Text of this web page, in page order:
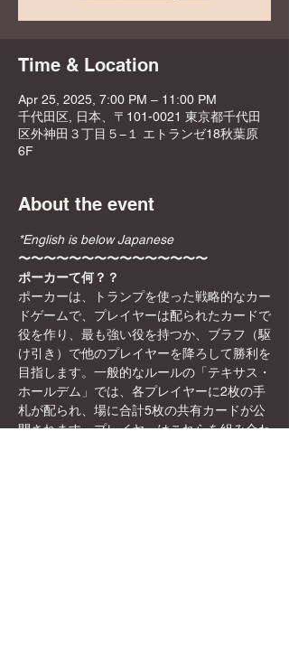
Time & Location
Apr 25, 2025, 7:00 PM – 11:00 PM
千代田区, 日本、〒101-0021 東京都千代田
区外神田３丁目５−１ エトランゼ18秋葉原
6F
About the event
*English is below Japanese
〜〜〜〜〜〜〜〜〜〜〜〜〜〜〜
ポーカーて何？？
ポーカーは、トランプを使った戦略的なカー
ドゲームで、プレイヤーは配られたカードで
役を作り、最も強い役を持つか、ブラフ（駆
け引き）で他のプレイヤーを降ろして勝利を
目指します。一般的なルールの「テキサス・
ホールデム」では、各プレイヤーに2枚の手
札が配られ、場に合計5枚の共有カードが公
開されます。プレイヤーはこれらを組み合わ